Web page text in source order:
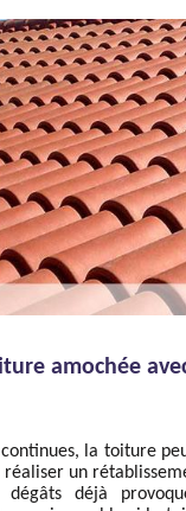
amochée avec
continues, la toiture
un
déjà